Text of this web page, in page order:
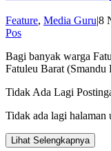
Feature, Media Guru8
Pos
Bagi banyak warga
Fatuleu Barat
Tidak Ada Lagi
Tidak ada lagi halaman
Lihat Selengkapnya